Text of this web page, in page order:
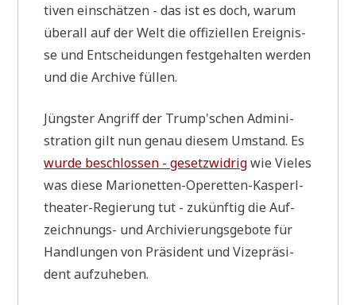
ti­ven ein­schät­zen - das ist es doch, war­um
über­all auf der Welt die offi­zi­el­len Ereig­nis­
se und Ent­schei­dun­gen fest­ge­hal­ten wer­den
und die Archi­ve füllen.
Jüng­ster Angriff der Trump'schen Admi­ni­
stra­ti­on gilt nun genau die­sem Umstand. Es
wur­de beschlos­sen - gesetz­wid­rigwie Vie­les
was die­se Mario­net­ten-Ope­ret­ten-Kas­perl­
thea­ter-Regie­rung tut - zukünf­tig die Auf­
zeich­nungs- und Archi­vie­rungs­ge­bo­te für
Hand­lun­gen von Prä­si­dent und Vize­prä­si­
dent aufzuheben.